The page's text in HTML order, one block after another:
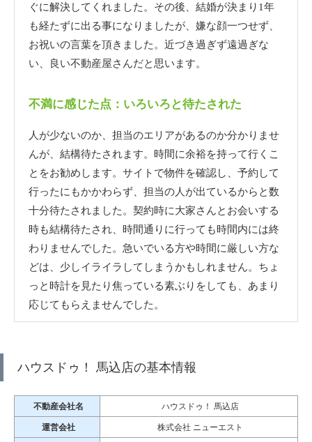
ぐに解決してくれました。その後、結婚が決まり1年
も経たずに出る事になりましたが、嫌な顔一つせず、
お祝いの言葉を頂きました。近づき過ぎず遠過ぎな
い、良い不動産屋さんだと思います。
不満に感じた点：いろいろと待たされた
人が少ないのか、担当のエリアがあるのか分かりませ
んが、結構待たされます。時間に余裕を持って行くこ
とをお勧めします。サイトで物件を確認し、予約して
行ったにもかかわらず、担当の人が出ているからと数
十分待たされました。契約時に大家さんとお会いする
時も結構待たされ、時間通りに行っても時間内には終
わりませんでした。急いでいる方や時間に厳しい方な
どは、少しイライラしてしまうかもしれません。ちょ
っと時計を見たり焦っている素ぶりをしても、あまり
応じてもらえませんでした。
ハウスドゥ！ 馬込店の基本情報
不動産会社名 ハウスドゥ！ 馬込店
運営会社 株式会社 ニューエスト